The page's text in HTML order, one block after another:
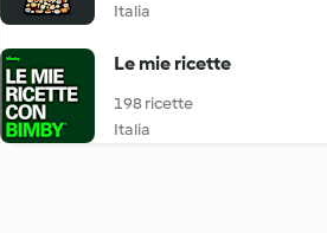
Italia
Le mie ricette
198 ricette
Italia